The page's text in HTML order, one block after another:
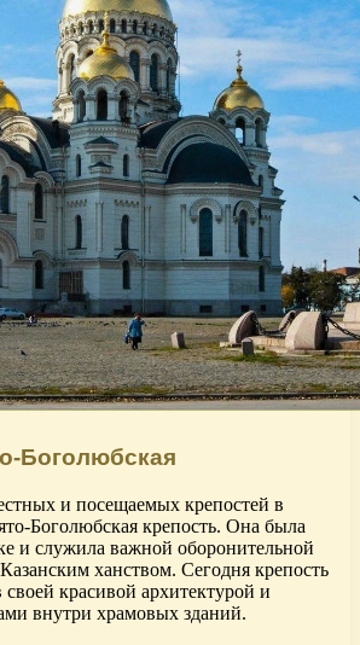
Боголюбская
и посещаемых крепостей в
Боголюбская крепость. Она была
и служила важной оборонительной
ханством. Сегодня крепость
своей красивой архитектурой и
внутри храмовых зданий.